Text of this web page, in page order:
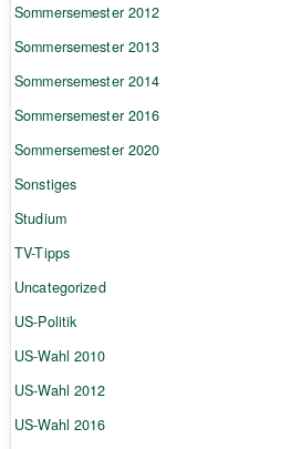
Sommersemester 2012
Sommersemester 2013
Sommersemester 2014
Sommersemester 2016
Sommersemester 2020
Sonstiges
Studium
TV-Tipps
Uncategorized
US-Politik
US-Wahl 2010
US-Wahl 2012
US-Wahl 2016